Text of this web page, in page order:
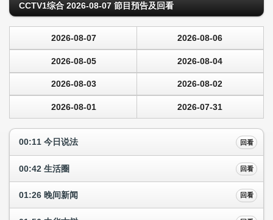
CCTV1综合 2026-08-07 節目預告及回看
2026-08-07 2026-08-06
2026-08-05 2026-08-04
2026-08-03 2026-08-02
2026-08-01 2026-07-31
00:11 今日说法 回看
00:42 生活圈 回看
01:26 晚间新闻 回看